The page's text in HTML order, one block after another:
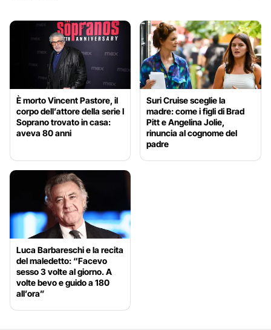
È morto Vincent Pastore, il
corpo dell’attore della serie I
Soprano trovato in casa:
aveva 80 anni
Suri Cruise sceglie la
madre: come i figli di Brad
Pitt e Angelina Jolie,
rinuncia al cognome del
padre
Luca Barbareschi e la recita
del maledetto: “Facevo
sesso 3 volte al giorno. A
volte bevo e guido a 180
all’ora”